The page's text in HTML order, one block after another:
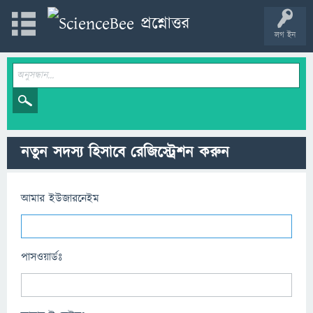
লগ ইন
নতুন সদস্য হিসাবে রেজিস্ট্রেশন করুন
আমার ইউজারনেইম
পাসওয়ার্ডঃ